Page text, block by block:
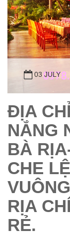
03 JULY
ĐỊA
NẮNG
BÀ
CHE
RỊA
RẺ.